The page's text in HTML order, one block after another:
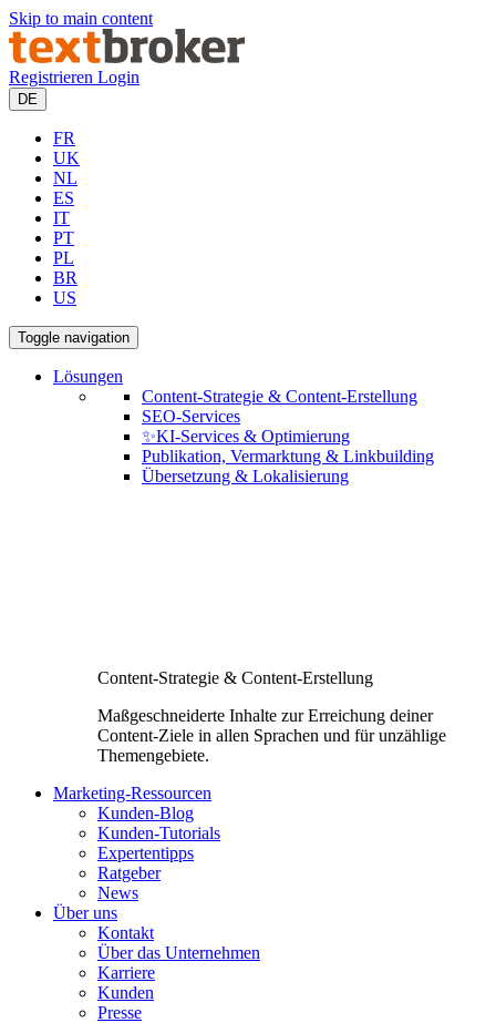
Skip to main content
Registrieren Login
DE
FR
UK
NL
ES
IT
PT
PL
BR
US
Toggle navigation
Lösungen
Content-Strategie & Content-Erstellung
SEO-Services
✨KI-Services & Optimierung
Publikation, Vermarktung & Linkbuilding
Übersetzung & Lokalisierung
Content-Strategie & Content-Erstellung
Maßgeschneiderte Inhalte zur Erreichung deiner
Content-Ziele in allen Sprachen und für unzählige
Themengebiete.
Marketing-Ressourcen
Kunden-Blog
Kunden-Tutorials
Expertentipps
Ratgeber
News
Über uns
Kontakt
Über das Unternehmen
Karriere
Kunden
Presse